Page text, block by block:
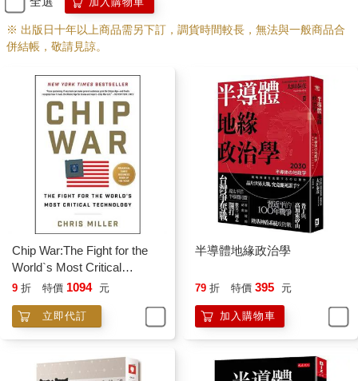
※ 出版日十年以上商品需另下訂，調貨時間較長，無法與一般商品合
併結帳，敬請見諒。
Chip War:The Fight for the
World`s Most Critical
Technology
9 折 特價 1094 元
立即代訂
半導體地緣政治學
79 折 特價 395 元
加入購物車